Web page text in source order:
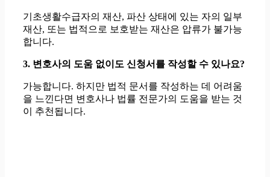
기초생활수급자의 재산, 파산 상태에 있는 자의 일부
재산, 또는 법적으로 보호받는 재산은 압류가 불가능
합니다.
3. 변호사의 도움 없이도 신청서를 작성할 수 있나요?
가능합니다. 하지만 법적 문서를 작성하는 데 어려움
을 느낀다면 변호사나 법률 전문가의 도움을 받는 것
이 추천됩니다.